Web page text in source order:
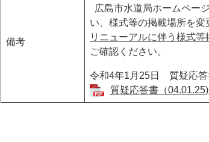
備考
広島市水道局ホームペー
い、様式等の掲載場所を変
リニューアルに伴う様式
ご確認ください。
令和4年1月25日 質疑応答
質疑応答書（